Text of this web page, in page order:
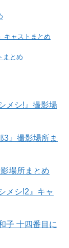
キャストまとめ
まとめ
メシ!』撮影場
3』撮影場所ま
場所まとめ
メシ!2』キャ
子 十四番目に